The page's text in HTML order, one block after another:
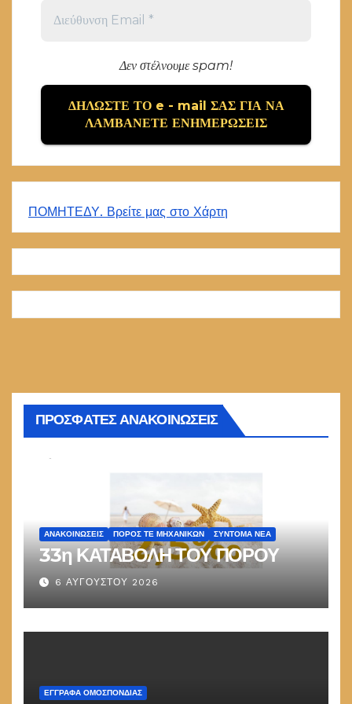
Δεν στέλνουμε spam!
ΠΟΜΗΤΕΔΥ. Βρείτε μας στο Χάρτη
ΠΡΟΣΦΑΤΕΣ ΑΝΑΚΟΙΝΩΣΕΙΣ
ΑΝΑΚΟΙΝΏΣΕΙΣ ΠΌΡΟΣ ΤΕ ΜΗΧΑΝΙΚΏΝ ΣΎΝΤΟΜΑ ΝΈΑ
33η ΚΑΤΑΒΟΛΗ ΤΟΥ ΠΟΡΟΥ
6 ΑΥΓΟΎΣΤΟΥ 2026
ΕΓΓΡΑΦΑ ΟΜΟΣΠΟΝΔΙΑΣ